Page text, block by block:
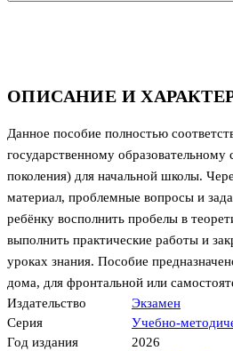
ОПИСАНИЕ И
Данное пособие полностью
государственному образовательному
поколения) для начальной школы.
материал, проблемные вопросы и
ребёнку восполнить пробелы в
выполнить практические работы и
уроках знания. Пособие
дома, для фронтальной или
Издательство
Экзамен
Серия
Учебно-
Год издания
2026